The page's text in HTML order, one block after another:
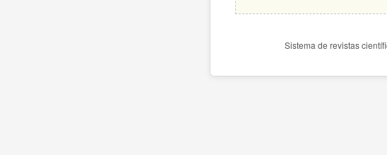
Sistema de revistas